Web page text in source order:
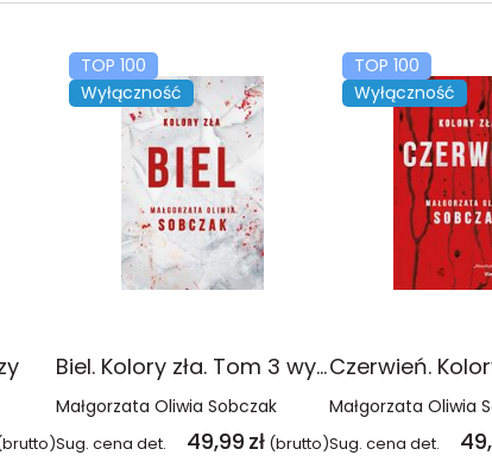
TOP 100
Wyłączność
Biel. Kolory zła. Tom 3 wyd. 2025
Małgorzata Oliwia Sobczak
Sug. cena det. 49,99 zł (brutto)
TOP 100
Wyłączność
Małgorzata Oliwia
Sug. cena det.